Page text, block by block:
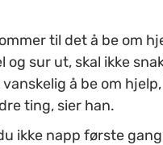
til det å be om
sur ut, skal ikke
å be om
ting, sier han.
ikke napp første